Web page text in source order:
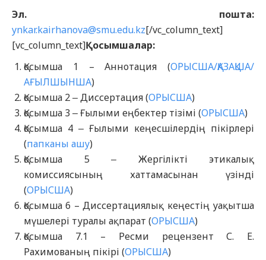
Эл. пошта:
ynkar.kairhanova@smu.edu.kz[/vc_column_text]
[vc_column_text]Қосымшалар:
Қосымша 1 – Аннотация (ОРЫСША/ҚАЗАҚША/
АҒЫЛШЫНША)
Қосымша 2 ‒ Диссертация (ОРЫСША)
Қосымша 3 ‒ Ғылыми еңбектер тізімі (ОРЫСША)
Қосымша 4 ‒ Ғылыми кеңесшілердің пікірлері
(папканы ашу)
Қосымша 5 ‒ Жергілікті этикалық
комиссиясының хаттамасынан үзінді
(ОРЫСША)
Қосымша 6 – Диссертациялық кеңестің уақытша
мүшелері туралы ақпарат (ОРЫСША)
Қосымша 7.1 – Ресми рецензент С. Е.
Рахимованың пікірі (ОРЫСША)